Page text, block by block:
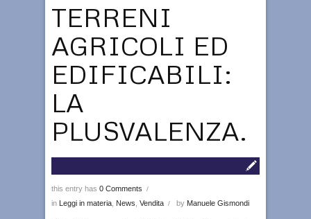
TERRENI
AGRICOLI ED
EDIFICABILI:
LA
PLUSVALENZA.
this entry has 0 Comments /
in Leggi in materia News Vendita / by Manuele Gismondi